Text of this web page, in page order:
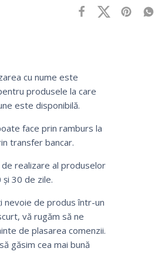
cu nume este
produsele la care
este disponibilă.
face prin ramburs la
transfer bancar.
realizare al produselor
30 de zile.
nevoie de produs într-un
vă rugăm să ne
de plasarea comenzii.
găsim cea mai bună